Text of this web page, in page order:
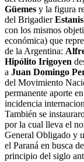
Güemes y la figura
del Brigadier
con los mismos
económica) que
de la Argentina:
Hipólito Irigoyen
a Juan Domingo
del Movimiento
permanente aporte
incidencia
También se
por la cual lleva el
General Obligado y
el Paraná en busca
principio del siglo